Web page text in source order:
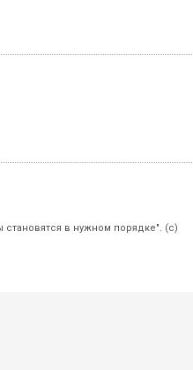
в нужном порядке". (с)